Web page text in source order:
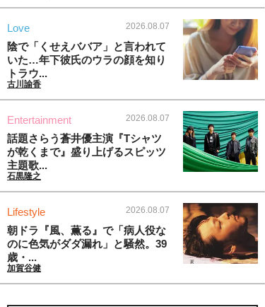
Love 2026.08.07
陰で「くせえババア」と言われて
いた…年下彼氏のウラの顔を知り
トラウ...
古川諭香
Entertainment 2026.08.07
話題さらう蒼井優主演『Tシャツ
が乾くまで』盛り上げるスピッツ
主題歌...
石黒隆之
Lifestyle 2026.08.07
朝ドラ『風、薫る』で「病人役な
のに色気がダダ漏れ」と騒然。39
歳・...
加賀谷健